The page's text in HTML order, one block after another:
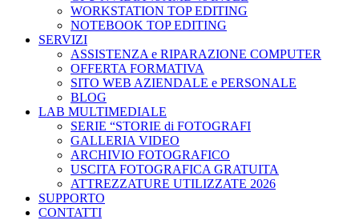
WORKSTATION TOP EDITING
NOTEBOOK TOP EDITING
SERVIZI
ASSISTENZA e RIPARAZIONE COMPUTER
OFFERTA FORMATIVA
SITO WEB AZIENDALE e PERSONALE
BLOG
LAB MULTIMEDIALE
SERIE “STORIE di FOTOGRAFI
GALLERIA VIDEO
ARCHIVIO FOTOGRAFICO
USCITA FOTOGRAFICA GRATUITA
ATTREZZATURE UTILIZZATE 2026
SUPPORTO
CONTATTI